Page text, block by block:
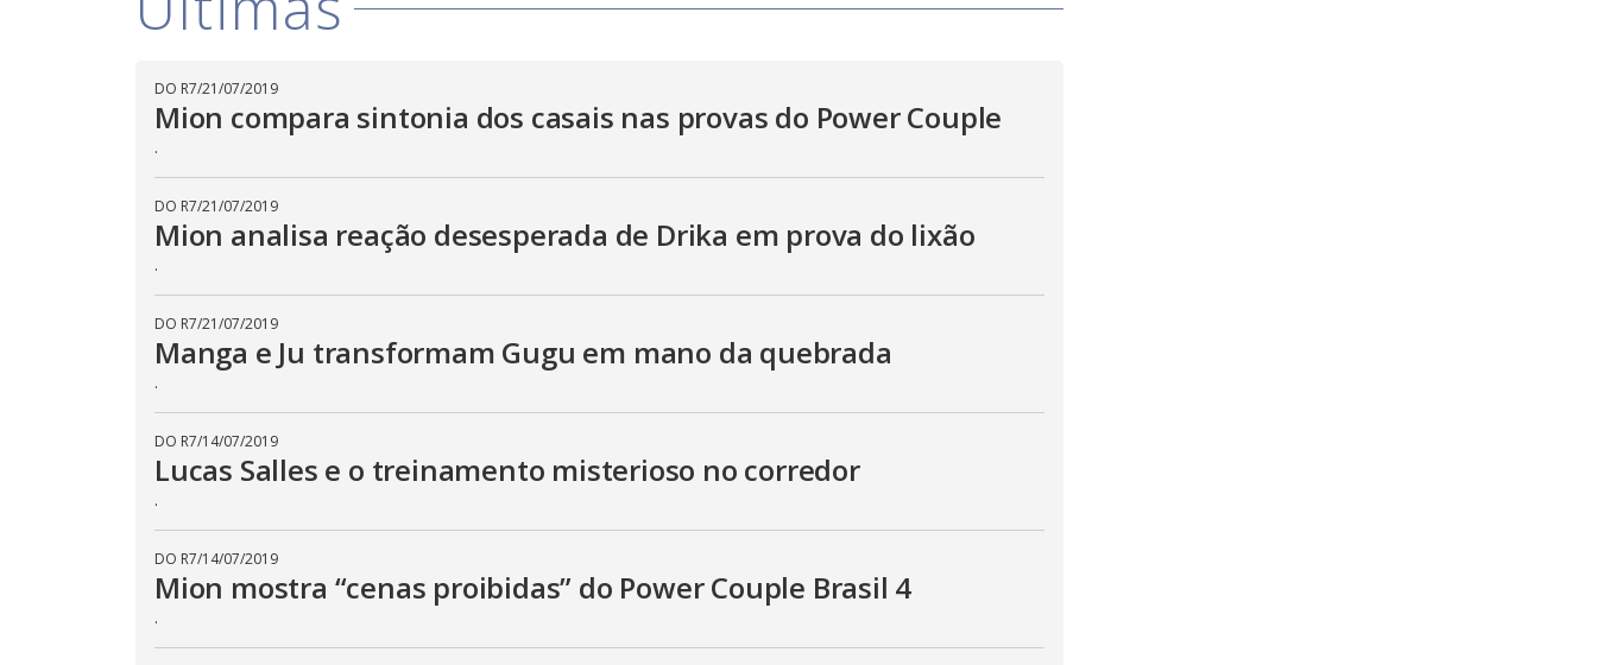
V
i
d
e
o
DO R7/21/07/2019
Mion compara sintonia dos casais nas provas do Power Couple
.
DO R7/21/07/2019
Mion analisa reação desesperada de Drika em prova do lixão
.
DO R7/21/07/2019
Manga e Ju transformam Gugu em mano da quebrada
.
DO R7/14/07/2019
Lucas Salles e o treinamento misterioso no corredor
.
DO R7/14/07/2019
Mion mostra “cenas proibidas” do Power Couple Brasil 4
.